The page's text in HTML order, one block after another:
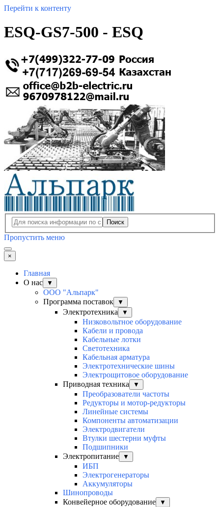
Перейти к контенту
ESQ-GS7-500 - ESQ
Поиск
Пропустить меню
×
Главная
О нас
▼
ООО "Альпарк"
Программа поставок
▼
Электротехника ▼
Низковольтное оборудование
Кабели и провода
Кабельные лотки
Светотехника
Кабельная арматура
Электротехнические шины
Электрощитовое оборудование
Приводная техника
▼
Преобразователи частоты
Редукторы и мотор-редукторы
Линейные системы
Компоненты автоматизации
Электродвигатели
Втулки шестерни муфты
Подшипники
Электропитание
▼
ИБП
Электрогенераторы
Аккумуляторы
Шинопроводы
Конвейерное оборудование
▼